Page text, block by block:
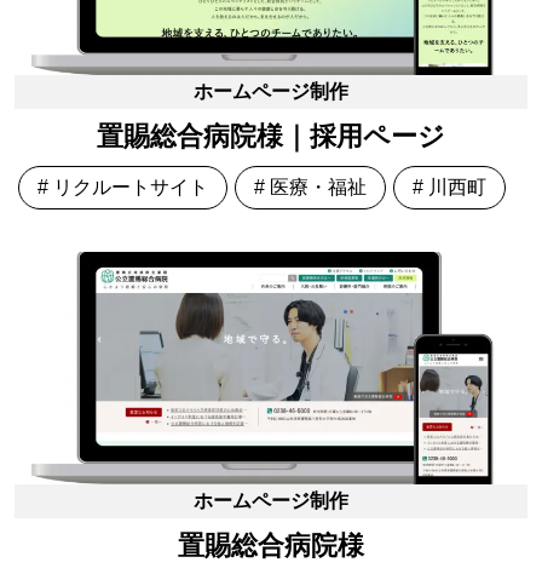
ホームページ制作
置賜総合病院様｜採用ページ
# リクルートサイト # 医療・福祉 # 川西町
ホームページ制作
置賜総合病院様